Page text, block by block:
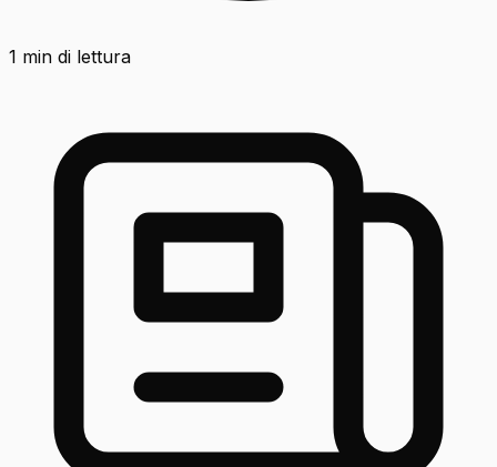
1 min di lettura